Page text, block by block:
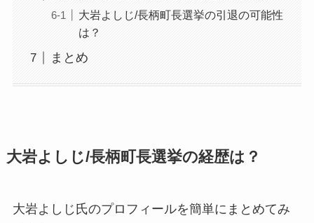
大岩よしじ/長柄町長選挙の引退の可能性
は？
まとめ
大岩よしじ/長柄町長選挙の経歴は？
大岩よしじ氏のプロフィールを簡単にまとめてみ